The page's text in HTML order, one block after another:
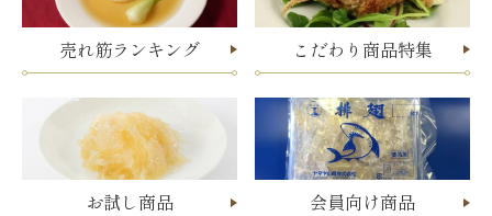
売れ筋ランキング こだわり商品特集
お試し商品 会員向け商品